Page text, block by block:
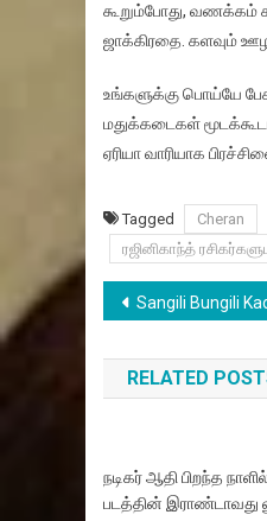
கூறும்போது, வணக்கம்
ஜாக்கிரதை. களவும்
உங்களுக்கு பொய்யே
மதுக்கடைகள்
ஏரியா வாரியாக
Tagged Cheran
ரஜினிகாந்த்
Post
Sangili Bungili Kadhava Thorae – Ek Gau
RELATED
நடிகர் ஆதி பிறந்த
படத்தின் இராண்டாவது